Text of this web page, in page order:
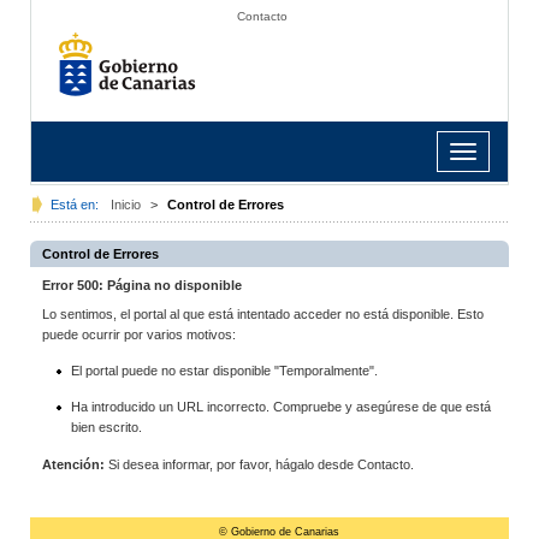
Contacto
Toggle
navigation
Está en: Inicio > Control de Errores
Control de Errores
Error 500: Página no disponible
Lo sentimos, el portal al que está intentado acceder no está disponible. Esto
puede ocurrir por varios motivos:
El portal puede no estar disponible "Temporalmente".
Ha introducido un URL incorrecto. Compruebe y asegúrese de que está
bien escrito.
Atención: Si desea informar, por favor, hágalo desde Contacto.
© Gobierno de Canarias